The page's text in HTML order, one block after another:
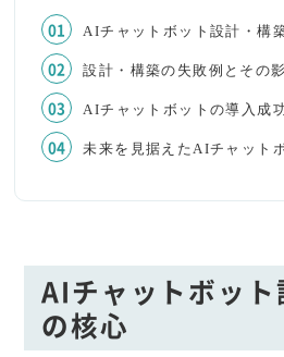
AIチャットボット設計・構
設計・構築の失敗例とその
AIチャットボットの導入成
未来を見据えたAIチャット
AIチャットボット
の核心